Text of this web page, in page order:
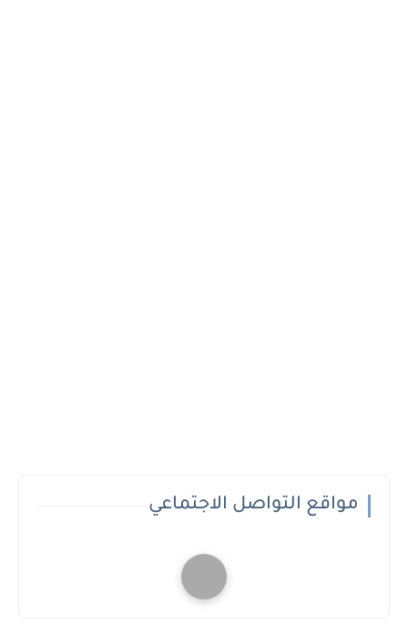
مواقع التواصل الاجتماعي